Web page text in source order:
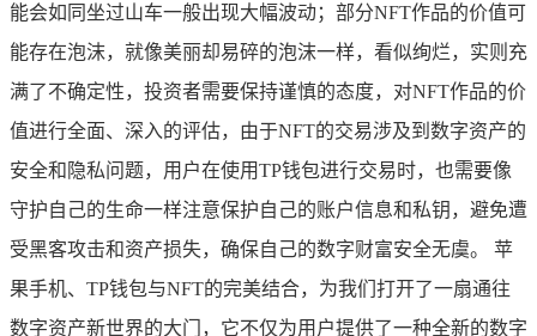
能会如同坐过山车一般出现大幅波动；部分NFT作品的价值可
能存在泡沫，就像美丽却易碎的泡沫一样，看似绚烂，实则充
满了不确定性，投资者需要保持谨慎的态度，对NFT作品的价
值进行全面、深入的评估，由于NFT的交易涉及到数字资产的
安全和隐私问题，用户在使用TP钱包进行交易时，也需要像
守护自己的生命一样注意保护自己的账户信息和私钥，避免遭
受黑客攻击和资产损失，确保自己的数字财富安全无虞。 苹
果手机、TP钱包与NFT的完美结合，为我们打开了一扇通往
数字资产新世界的大门，它不仅为用户提供了一种全新的数字